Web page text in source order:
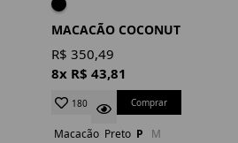
MACACÃO COCONUT
R$ 350,49
8x R$ 43,81
180 Comprar
Macacão Preto P M